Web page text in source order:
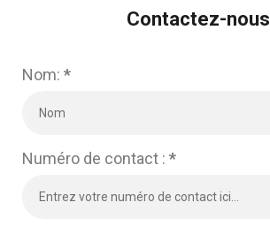
Contactez-nous
Nom: *
Numéro de contact : *